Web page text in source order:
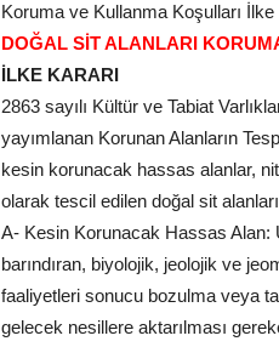
Koruma ve Kullanma Koşulları İlke
DOĞAL SİT ALANLARI
İLKE KARARI
2863 sayılı Kültür ve Tabiat
yayımlanan Korunan Alanların
kesin korunacak hassas alanlar,
olarak tescil edilen doğal sit
A- Kesin Korunacak Hassas Alan:
barındıran, biyolojik, jeolojik ve
faaliyetleri sonucu bozulma veya
gelecek nesillere aktarılması